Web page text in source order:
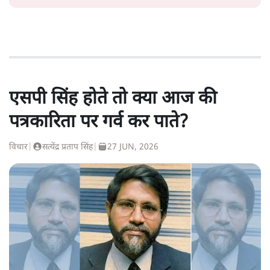
एसपी सिंह होते तो क्या आज की
पत्रकारिता पर गर्व कर पाते?
विचार सत्येंद्र प्रताप सिंह| 27 JUN, 2026